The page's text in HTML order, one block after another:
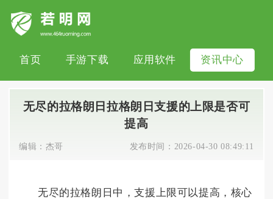
首页 手游下载 应用软件 资讯中心
无尽的拉格朗日拉格朗日支援的上限是否可
提高
编辑： 杰哥 发布时间： 2026-04-30 08:49:11
无尽的拉格朗日中，支援上限可以提高，核心